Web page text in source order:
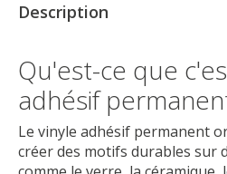
Description
Qu'est-ce que
adhésif
Le vinyle adhésif permanent
créer des motifs durables sur